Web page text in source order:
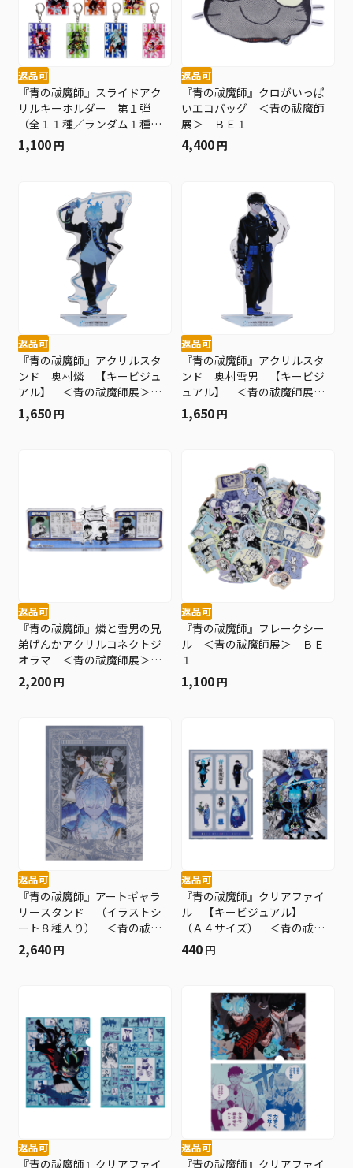
返品可
『青の祓魔師』スライドアク
リルキーホルダー 第１弾
（全１１種／ランダム１種入
り） ＜青の祓魔師展＞ Ｂ
Ｅ１
1,100 円
返品可
『青の祓魔師』クロがいっぱ
いエコバッグ ＜青の祓魔師
展＞ ＢＥ１
4,400 円
返品可
『青の祓魔師』アクリルスタ
ンド 奥村燐 【キービジュ
アル】 ＜青の祓魔師展＞
ＢＥ１
1,650 円
返品可
『青の祓魔師』アクリルスタ
ンド 奥村雪男 【キービジ
ュアル】 ＜青の祓魔師展
＞ ＢＥ１
1,650 円
返品可
『青の祓魔師』燐と雪男の兄
弟げんかアクリルコネクトジ
オラマ ＜青の祓魔師展＞
ＢＥ１
2,200 円
返品可
『青の祓魔師』フレークシー
ル ＜青の祓魔師展＞ ＢＥ
１
1,100 円
返品可
『青の祓魔師』アートギャラ
リースタンド （イラストシ
ート８種入り） ＜青の祓魔
師展＞ ＢＥ１
2,640 円
返品可
『青の祓魔師』クリアファイ
ル 【キービジュアル】
（Ａ４サイズ） ＜青の祓魔
師展＞ ＢＥ１
440 円
返品可
『青の祓魔師』クリアファイ
返品可
『青の祓魔師』クリアファイ